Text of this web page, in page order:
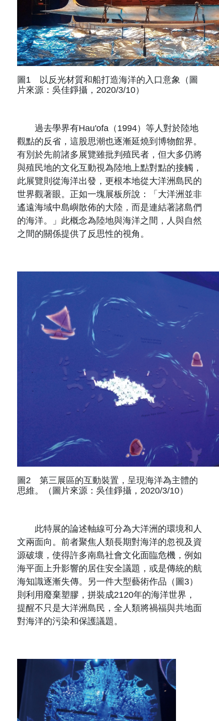
圖1 以反光材質和船打造海洋的入口意象（圖
片來源：吳佳錚攝，2020/3/10）
過去學界有Hau'ofa（1994）等人對於陸地
觀點的反省，這股思潮也逐漸延燒到博物館界。
有別於先前諸多展覽雖批判殖民者，但大多仍將
與殖民地的文化互動視為陸地上點對點的接觸，
此展覽則從海洋出發，更根本地從大洋洲島民的
世界觀著眼。正如一塊展板所說：「大洋洲並非
遙遠海域中島嶼散佈的大陸，而是連結著諸島們
的海洋。」此概念為陸地與海洋之間，人與自然
之間的關係提供了反思性的視角。
圖2 第三展區的互動裝置，呈現海洋為主體的
思維。（圖片來源：吳佳錚攝，2020/3/10）
此特展的論述軸線可分為大洋洲的環境和人
文兩面向。前者聚焦人類長期對海洋的忽視及資
源破壞，使得許多南島社會文化面臨危機，例如
海平面上升影響的居住安全議題，或是傳統的航
海知識逐漸失傳。另一件大型藝術作品（圖3）
則利用廢棄塑膠，拼裝成2120年的海洋世界，
提醒不只是大洋洲島民，全人類將禍福與共地面
對海洋的污染和保護議題。